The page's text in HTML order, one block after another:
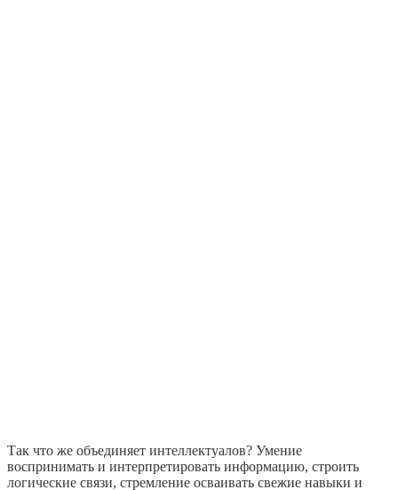
Так что же объединяет интеллектуалов? Умение
воспринимать и интерпретировать информацию, строить
логические связи, стремление осваивать свежие навыки и